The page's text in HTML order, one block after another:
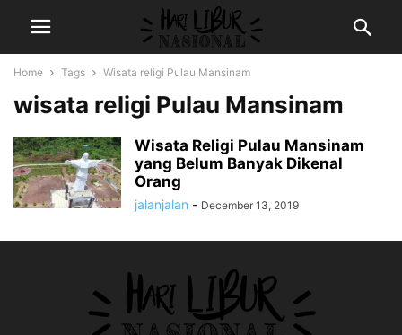
Home Tags Wisata religi Pulau Mansinam
wisata religi Pulau Mansinam
Wisata Religi Pulau Mansinam
yang Belum Banyak Dikenal
Orang
jalanjalan - December 13, 2019